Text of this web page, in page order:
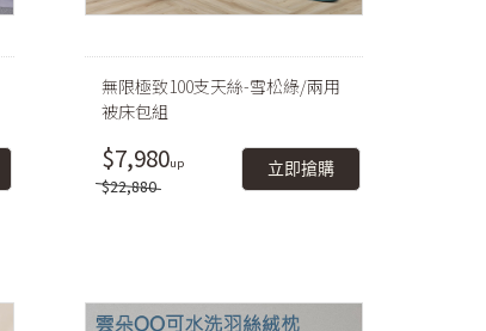
無限極致100支天絲-雪松綠/兩用
被床包組
$7,980
$22,880
立即搶購